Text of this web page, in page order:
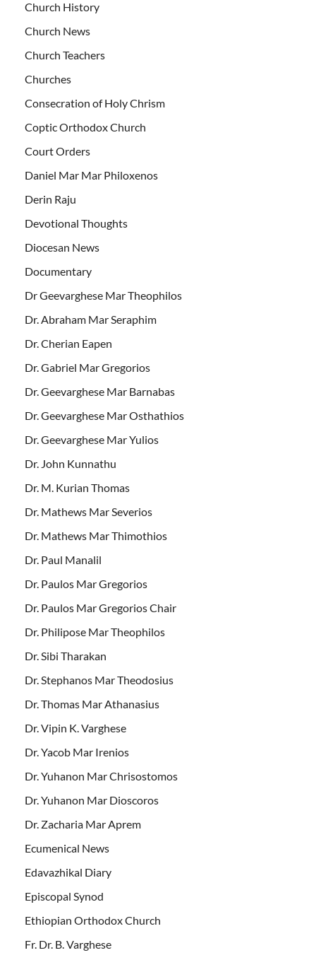
Church History
Church News
Church Teachers
Churches
Consecration of Holy Chrism
Coptic Orthodox Church
Court Orders
Daniel Mar Mar Philoxenos
Derin Raju
Devotional Thoughts
Diocesan News
Documentary
Dr Geevarghese Mar Theophilos
Dr. Abraham Mar Seraphim
Dr. Cherian Eapen
Dr. Gabriel Mar Gregorios
Dr. Geevarghese Mar Barnabas
Dr. Geevarghese Mar Osthathios
Dr. Geevarghese Mar Yulios
Dr. John Kunnathu
Dr. M. Kurian Thomas
Dr. Mathews Mar Severios
Dr. Mathews Mar Thimothios
Dr. Paul Manalil
Dr. Paulos Mar Gregorios
Dr. Paulos Mar Gregorios Chair
Dr. Philipose Mar Theophilos
Dr. Sibi Tharakan
Dr. Stephanos Mar Theodosius
Dr. Thomas Mar Athanasius
Dr. Vipin K. Varghese
Dr. Yacob Mar Irenios
Dr. Yuhanon Mar Chrisostomos
Dr. Yuhanon Mar Dioscoros
Dr. Zacharia Mar Aprem
Ecumenical News
Edavazhikal Diary
Episcopal Synod
Ethiopian Orthodox Church
Fr. Dr. B. Varghese